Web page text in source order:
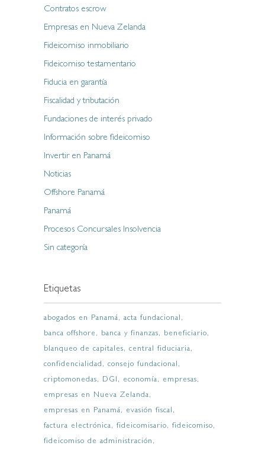
Contratos escrow
Empresas en Nueva Zelanda
Fideicomiso inmobiliario
Fideicomiso testamentario
Fiducia en garantía
Fiscalidad y tributación
Fundaciones de interés privado
Información sobre fideicomiso
Invertir en Panamá
Noticias
Offshore Panamá
Panamá
Procesos Concursales Insolvencia
Sin categoría
Etiquetas
abogados en Panamá
acta fundacional
banca offshore
banca y finanzas
beneficiario
blanqueo de capitales
central fiduciaria
confidencialidad
consejo fundacional
criptomonedas
DGI economía
empresas
empresas en Nueva Zelanda
empresas en Panamá
evasión fiscal
factura electrónica
fideicomisario
fideicomiso
fideicomiso de administración